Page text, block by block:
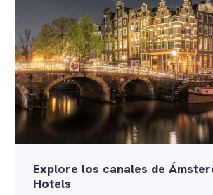
Explore los canales de
Hotels